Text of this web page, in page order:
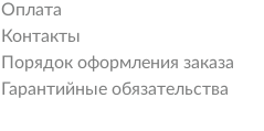
Оплата
Контакты
Порядок оформления заказа
Гарантийные обязательства